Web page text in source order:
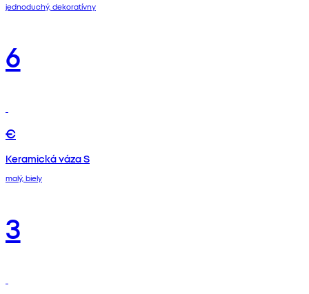
jednoduchý, dekoratívny
6
€
Keramická váza S
malý, biely
3